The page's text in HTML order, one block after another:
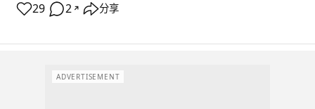
29 2 ↗ 分享
ADVERTISEMENT